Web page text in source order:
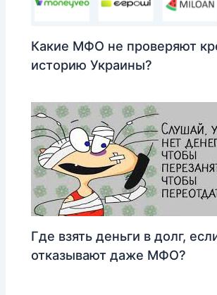
Какие МФО не проверяют
историю Украины?
Где взять деньги в долг,
отказывают даже МФО?